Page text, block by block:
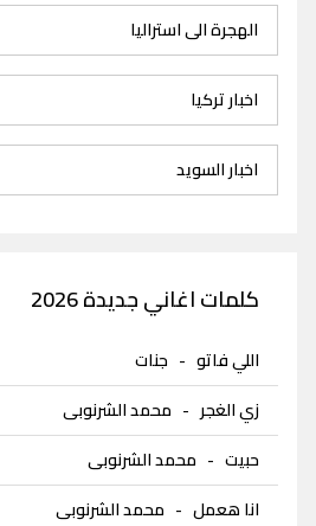
الهجرة الى استراليا
اخبار تركيا
اخبار السويد
كلمات اغاني جديدة 2026
اللي فاتو - جنات
زي الغجر - محمد الشرنوبى
حبيت - محمد الشرنوبى
انا هعمل - محمد الشرنوبى